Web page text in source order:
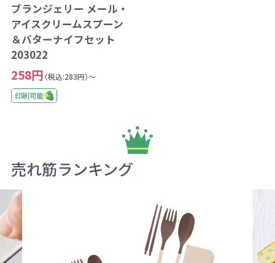
ブランジェリー メール・
アイスクリームスプーン
＆バターナイフセット
203022
258円 （税込:283円）～
印刷可能
売れ筋ランキング